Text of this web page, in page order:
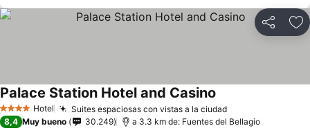
Compartir
4 EstrellasHotel Suites espaciosas con vistas a la ciudad
Palace Station Hotel and Casino
8,4 Muy bueno 30.249 a 3.3 km de: Fuentes del Bellagio